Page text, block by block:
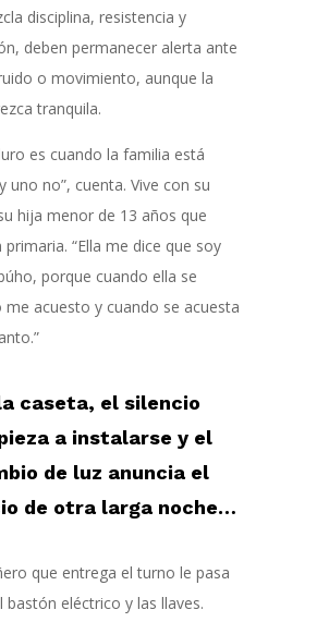
disciplina, resistencia y
deben permanecer alerta ante
o movimiento, aunque la
tranquila.
es cuando la familia está
uno no”, cuenta. Vive con su
hija menor de 13 años que
primaria. “Ella me dice que soy
porque cuando ella se
me acuesto y cuando se acuesta
caseta, el silencio
a instalarse y el
de luz anuncia el
de otra larga noche…
que entrega el turno le pasa
bastón eléctrico y las llaves.